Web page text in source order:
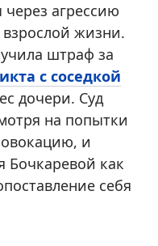
агрессию
жизни.
штраф за
с соседкой
дочери. Суд
на попытки
и
Бочкаревой как
себя